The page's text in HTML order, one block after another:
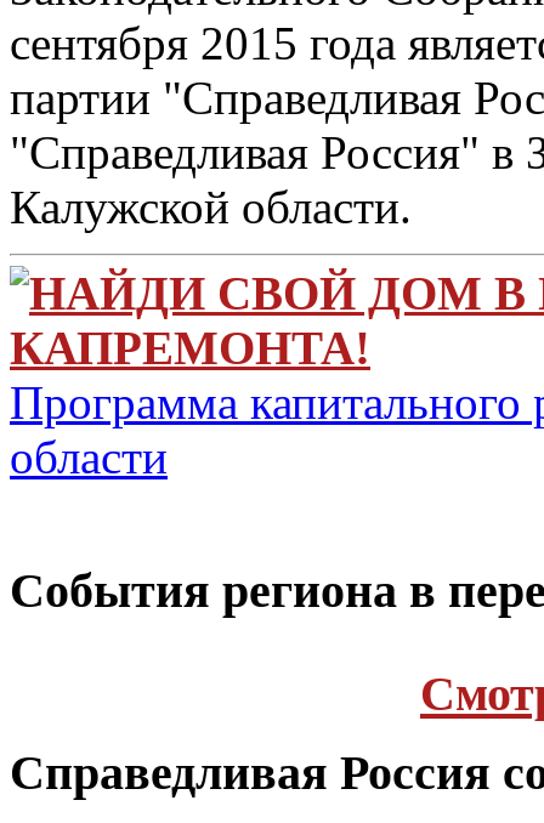
сентября 2015 года
партии "Справедливая
"Справедливая Россия" в
Калужской области.
НАЙДИ СВОЙ ДОМ В
КАПРЕМОНТА!
Программа
области
Cобытия региона в
Справедливая Россия